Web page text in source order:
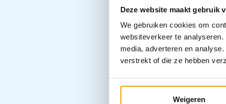
Deze website maakt gebruik
We gebruiken cookies om
websiteverkeer te
media, adverteren en
verstrekt of die ze hebben
Weigeren